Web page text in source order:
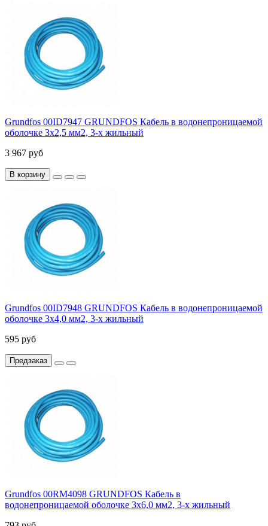
Grundfos 00ID7947 GRUNDFOS Кабель в водонепроницаемой
оболочке 3x2,5 мм2, 3-х жильный
3 967 руб
В корзину
Grundfos 00ID7948 GRUNDFOS Кабель в водонепроницаемой
оболочке 3х4,0 мм2, 3-х жильный
595 руб
Предзаказ
Grundfos 00RM4098 GRUNDFOS Кабель в
водонепроницаемой оболочке 3х6,0 мм2, 3-х жильный